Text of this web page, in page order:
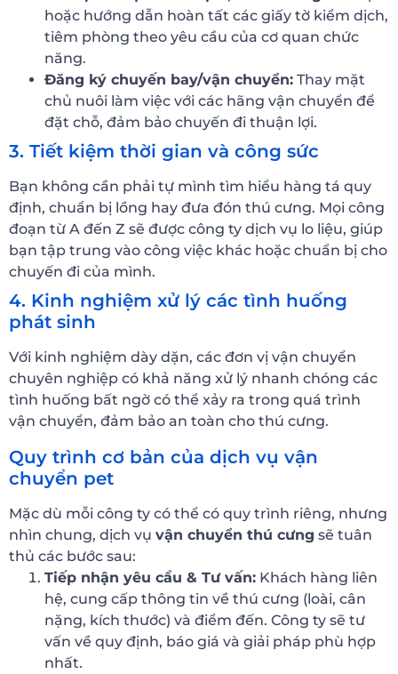
hoặc hướng dẫn hoàn tất các giấy tờ kiểm dịch,
tiêm phòng theo yêu cầu của cơ quan chức
năng.
Đăng ký chuyến bay/vận chuyển: Thay mặt
chủ nuôi làm việc với các hãng vận chuyển để
đặt chỗ, đảm bảo chuyến đi thuận lợi.
3. Tiết kiệm thời gian và công sức
Bạn không cần phải tự mình tìm hiểu hàng tá quy
định, chuẩn bị lồng hay đưa đón thú cưng. Mọi công
đoạn từ A đến Z sẽ được công ty dịch vụ lo liệu, giúp
bạn tập trung vào công việc khác hoặc chuẩn bị cho
chuyến đi của mình.
4. Kinh nghiệm xử lý các tình huống
phát sinh
Với kinh nghiệm dày dặn, các đơn vị vận chuyển
chuyên nghiệp có khả năng xử lý nhanh chóng các
tình huống bất ngờ có thể xảy ra trong quá trình
vận chuyển, đảm bảo an toàn cho thú cưng.
Quy trình cơ bản của dịch vụ vận
chuyển pet
Mặc dù mỗi công ty có thể có quy trình riêng, nhưng
nhìn chung, dịch vụ vận chuyển thú cưng sẽ tuân
thủ các bước sau:
Tiếp nhận yêu cầu & Tư vấn: Khách hàng liên
hệ, cung cấp thông tin về thú cưng (loài, cân
nặng, kích thước) và điểm đến. Công ty sẽ tư
vấn về quy định, báo giá và giải pháp phù hợp
nhất.